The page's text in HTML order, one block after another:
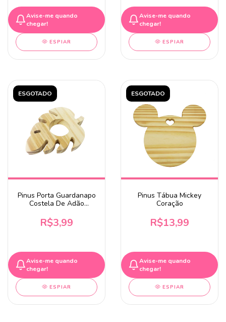
Avise-me quando
chegar!
ESPIAR
Avise-me quando
chegar!
ESPIAR
ESGOTADO
Pinus Porta Guardanapo
Costela De Adão
R$3,99
Avise-me quando
chegar!
ESPIAR
ESGOTADO
Pinus Tábua Mickey
Coração
R$13,99
Avise-me quando
chegar!
ESPIAR